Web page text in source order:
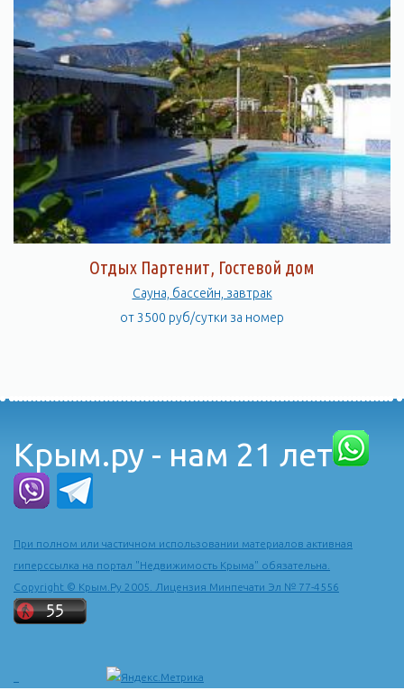
Отдых Партенит, Гостевой дом
Сауна, бассейн, завтрак
от 3500 руб/сутки за номер
Крым.ру - нам 21 лет
При полном или частичном использовании материалов активная
гиперссылка на портал "Недвижимость Крыма" обязательна.
Copyright © Крым.Ру 2005. Лицензия Минпечати Эл № 77-4556